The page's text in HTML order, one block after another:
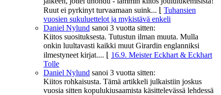
Ruut ei pyrkinyt turvaamaan suink...
Tuhansien
vuosien sukuluettelot ja mykistävä enkeli
Daniel Nylund sanoi 3 vuotta sitten:
Kiitos suosituksesta. Tutustun ilman muuta. Mulla
onkin luultavasti kaikki muut Girardin englanniksi
ilmestyneet kirjat....
16.9. Meister Eckhart & Eckhart
Tolle
Daniel Nylund sanoi 3 vuotta sitten:
Kiitos rohkaisusta. Tämä artikkeli julkaistiin joskus
vuosia sitten kopulukiusaamista käsittelevässä lehdessä